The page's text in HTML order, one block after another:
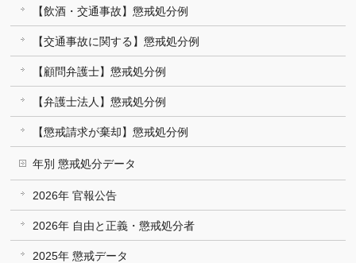
【飲酒・交通事故】懲戒処分例
【交通事故に関する】懲戒処分例
【顧問弁護士】懲戒処分例
【弁護士法人】懲戒処分例
【懲戒請求が棄却】懲戒処分例
年別 懲戒処分データ
2026年 官報公告
2026年 自由と正義・懲戒処分者
2025年 懲戒データ